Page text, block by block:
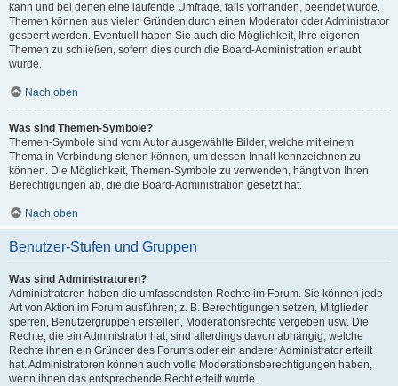
kann und bei denen eine laufende Umfrage, falls vorhanden, beendet wurde.
Themen können aus vielen Gründen durch einen Moderator oder Administrator
gesperrt werden. Eventuell haben Sie auch die Möglichkeit, Ihre eigenen
Themen zu schließen, sofern dies durch die Board-Administration erlaubt
wurde.
Nach oben
Was sind Themen-Symbole?
Themen-Symbole sind vom Autor ausgewählte Bilder, welche mit einem
Thema in Verbindung stehen können, um dessen Inhalt kennzeichnen zu
können. Die Möglichkeit, Themen-Symbole zu verwenden, hängt von Ihren
Berechtigungen ab, die die Board-Administration gesetzt hat.
Nach oben
Benutzer-Stufen und Gruppen
Was sind Administratoren?
Administratoren haben die umfassendsten Rechte im Forum. Sie können jede
Art von Aktion im Forum ausführen; z. B. Berechtigungen setzen, Mitglieder
sperren, Benutzergruppen erstellen, Moderationsrechte vergeben usw. Die
Rechte, die ein Administrator hat, sind allerdings davon abhängig, welche
Rechte ihnen ein Gründer des Forums oder ein anderer Administrator erteilt
hat. Administratoren können auch volle Moderationsberechtigungen haben,
wenn ihnen das entsprechende Recht erteilt wurde.